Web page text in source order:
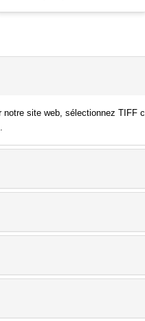
site web, sélectionnez TIFF